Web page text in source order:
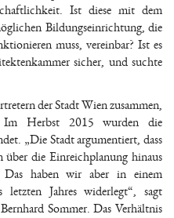
Ist diese mit dem
Bildungseinrichtung, die
muss, vereinbar? Ist es
sicher, und suchte
der Stadt Wien zusammen,
Herbst 2015 wurden die
„Die Stadt argumentiert, dass
über die Einreichplanung hinaus
Das haben wir aber in einem
letzten Jahres widerlegt“, sagt
Sommer. Das Verhältnis